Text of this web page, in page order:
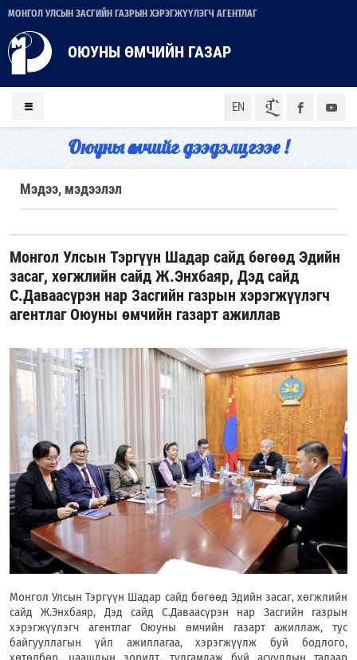
МОНГОЛ УЛСЫН ЗАСГИЙН ГАЗРЫН ХЭРЭГЖҮҮЛЭГЧ АГЕНТЛАГ
ОЮУНЫ ӨМЧИЙН ГАЗАР
EN ᠮᠣᠨ
Оюуны өмчийг дээдэлцгээе !
Мэдээ, мэдээлэл
Монгол Улсын Тэргүүн Шадар сайд бөгөөд Эдийн
засаг, хөгжлийн сайд Ж.Энхбаяр, Дэд сайд
С.Даваасүрэн нар Засгийн газрын хэрэгжүүлэгч
агентлаг Оюуны өмчийн газарт ажиллав
Монгол Улсын Тэргүүн Шадар сайд бөгөөд Эдийн засаг, хөгжлийн
сайд Ж.Энхбаяр, Дэд сайд С.Даваасүрэн нар Засгийн газрын
хэрэгжүүлэгч агентлаг Оюуны өмчийн газарт ажиллаж, тус
байгууллагын үйл ажиллагаа, хэрэгжүүлж буй бодлого,